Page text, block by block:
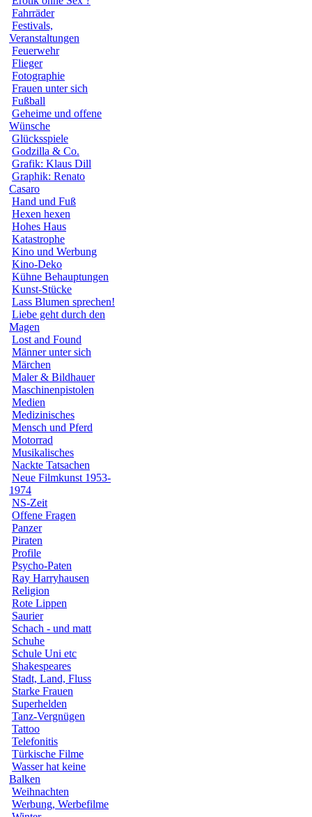
Fahrräder
Festivals,
Veranstaltungen
Feuerwehr
Flieger
Fotographie
Frauen unter sich
Fußball
Geheime und offene
Wünsche
Glücksspiele
Godzilla & Co.
Grafik: Klaus Dill
Graphik: Renato
Casaro
Hand und Fuß
Hexen hexen
Hohes Haus
Katastrophe
Kino und Werbung
Kino-Deko
Kühne Behauptungen
Kunst-Stücke
Lass Blumen sprechen!
Liebe geht durch den
Magen
Lost and Found
Männer unter sich
Märchen
Maler & Bildhauer
Maschinenpistolen
Medien
Medizinisches
Mensch und Pferd
Motorrad
Musikalisches
Nackte Tatsachen
Neue Filmkunst 1953-
1974
NS-Zeit
Offene Fragen
Panzer
Piraten
Profile
Psycho-Paten
Ray Harryhausen
Religion
Rote Lippen
Saurier
Schach - und matt
Schuhe
Schule Uni etc
Shakespeares
Stadt, Land, Fluss
Starke Frauen
Superhelden
Tanz-Vergnügen
Tattoo
Telefonitis
Türkische Filme
Wasser hat keine
Balken
Weihnachten
Werbung, Werbefilme